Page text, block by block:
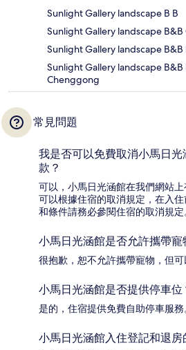
Sunlight Gallery landscape B B
Sunlight Gallery landscape
Sunlight Gallery landscape
Sunlight Gallery landscape
Chenggong
常見問題
我是否可以免費取消小馬日
款？
可以，小馬日光涵館在我們網站
可以根據住宿的取消規定，在入
和條件請務必參閱住宿的取消規定
小馬日光涵館是否允許攜帶寵
很抱歉，恕不允許攜帶寵物，但可
小馬日光涵館是否提供停車位
是的，住宿提供免費自助停車服務
小馬日光涵館入住登記和退房